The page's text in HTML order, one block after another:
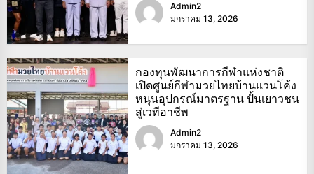
Admin2
มกราคม 13, 2026
กองทุนพัฒนาการกีฬาแห่งชาติ
เปิดศูนย์กีฬามวยไทยบ้านแวนโค้ง
หนุนอุปกรณ์มาตรฐาน ปั้นเยาวชน
สู่เวทีอาชีพ
Admin2
มกราคม 13, 2026